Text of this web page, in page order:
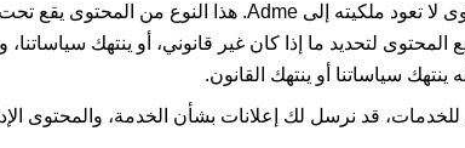
لا تعود ملكيته إلى Adme. هذا النوع من المحتوى يقع
المحتوى لتحديد ما إذا كان غير قانوني، أو ينتهك
ينتهك سياساتنا أو ينتهك القانون.
للخدمات، قد نرسل لك إعلانات بشأن الخدمة، والمحتوى